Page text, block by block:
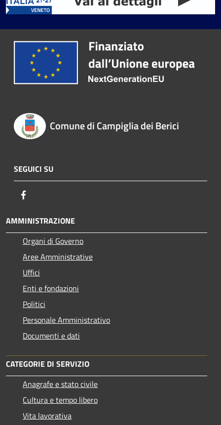
Comune di Campiglia dei Berici
SEGUICI SU
AMMINISTRAZIONE
Organi di Governo
Aree Amministrative
Uffici
Enti e fondazioni
Politici
Personale Amministrativo
Documenti e dati
CATEGORIE DI SERVIZIO
Anagrafe e stato civile
Cultura e tempo libero
Vita lavorativa